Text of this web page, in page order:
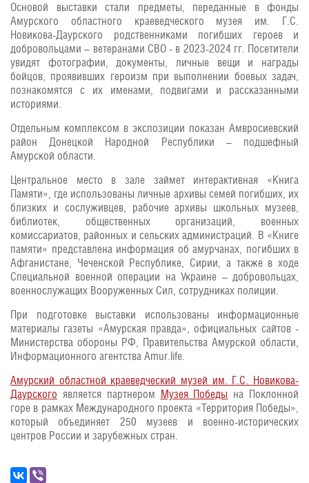
Основой выставки стали предметы, переданные в фонды
Амурского областного краеведческого музея им. Г.С.
Новикова-Даурского родственниками погибших героев и
добровольцами – ветеранами СВО - в 2023-2024 гг. Посетители
увидят фотографии, документы, личные вещи и награды
бойцов, проявивших героизм при выполнении боевых задач,
познакомятся с их именами, подвигами и рассказанными
историями.
Отдельным комплексом в экспозиции показан Амвросиевский
район Донецкой Народной Республики – подшефный
Амурской области.
Центральное место в зале займет интерактивная «Книга
Памяти», где использованы личные архивы семей погибших, их
близких и сослуживцев, рабочие архивы школьных музеев,
библиотек, общественных организаций, военных
комиссариатов, районных и сельских администраций. В «Книге
памяти» представлена информация об амурчанах, погибших в
Афганистане, Чеченской Республике, Сирии, а также в ходе
Специальной военной операции на Украине – добровольцах,
военнослужащих Вооруженных Сил, сотрудниках полиции.
При подготовке выставки использованы информационные
материалы газеты «Амурская правда», официальных сайтов -
Министерства обороны РФ, Правительства Амурской области,
Информационного агентства Amur.life.
Амурский областной краеведческий музей им. Г.С. Новикова-
Даурского является партнером Музея Победы на Поклонной
горе в рамках Международного проекта «Территория Победы»,
который объединяет 250 музеев и военно-исторических
центров России и зарубежных стран.